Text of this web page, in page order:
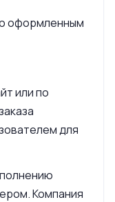
оформленным
или по
для
Компания